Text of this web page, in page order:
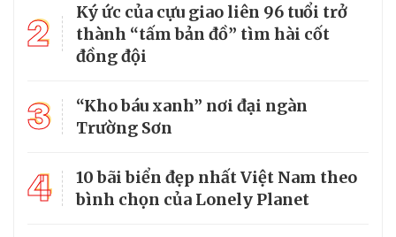
2
Ký ức của cựu giao liên 96 tuổi trở
thành “tấm bản đồ” tìm hài cốt
đồng đội
3
“Kho báu xanh” nơi đại ngàn
Trường Sơn
4
10 bãi biển đẹp nhất Việt Nam theo
bình chọn của Lonely Planet